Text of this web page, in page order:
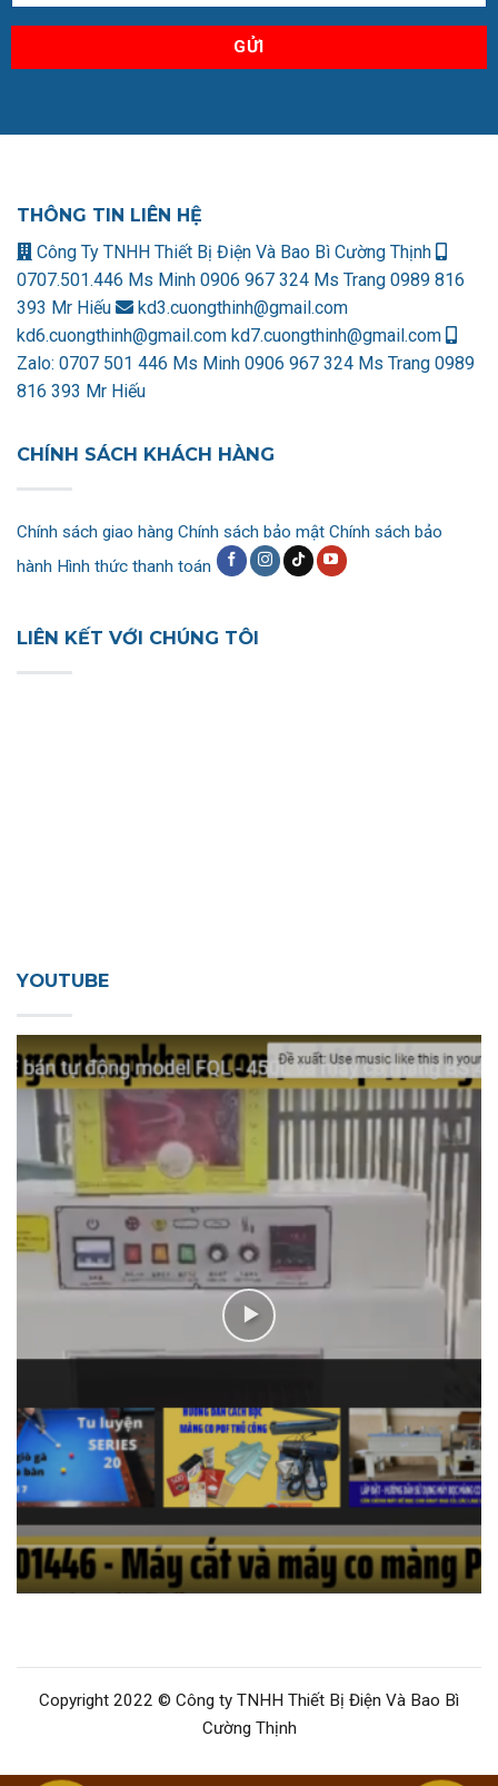
THÔNG TIN LIÊN HỆ
Công Ty TNHH Thiết Bị Điện Và Bao Bì Cường Thịnh
0707.501.446 Ms Minh 0906 967 324 Ms Trang 0989 816
393 Mr Hiếu
kd3.cuongthinh@gmail.com
kd6.cuongthinh@gmail.com kd7.cuongthinh@gmail.com
Zalo: 0707 501 446 Ms Minh 0906 967 324 Ms Trang 0989
816 393 Mr Hiếu
CHÍNH SÁCH KHÁCH HÀNG
Chính sách giao hàng Chính sách bảo mật Chính sách bảo
hành Hình thức thanh toán
LIÊN KẾT VỚI CHÚNG TÔI
YOUTUBE
Copyright 2022 © Công ty TNHH Thiết Bị Điện Và Bao Bì
Cường Thịnh